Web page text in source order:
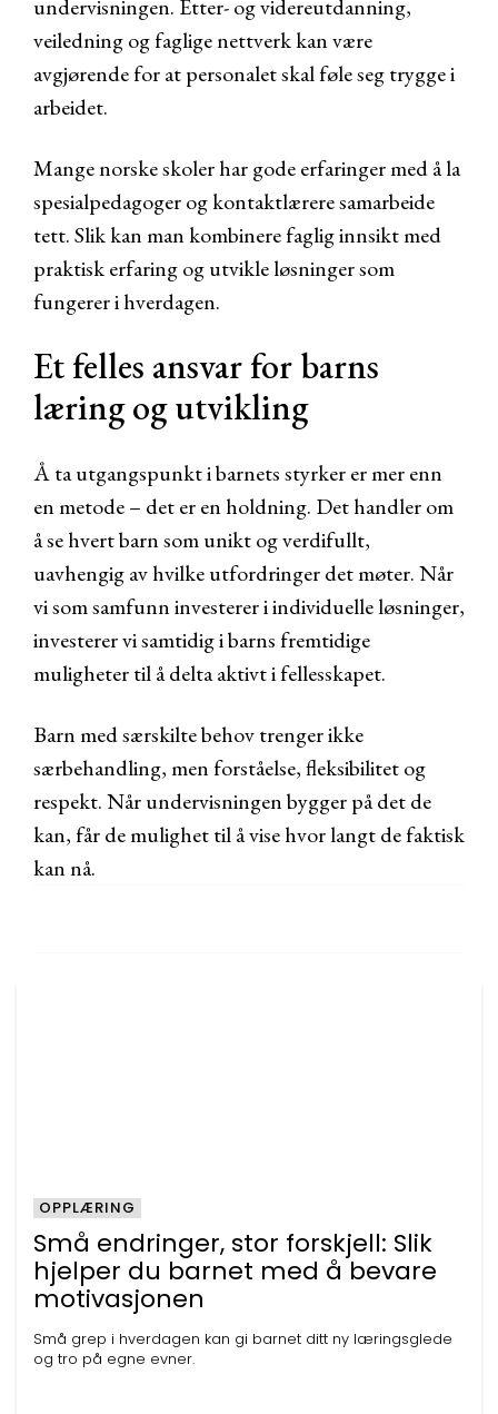
undervisningen. Etter- og videreutdanning,
veiledning og faglige nettverk kan være
avgjørende for at personalet skal føle seg trygge i
arbeidet.
Mange norske skoler har gode erfaringer med å la
spesialpedagoger og kontaktlærere samarbeide
tett. Slik kan man kombinere faglig innsikt med
praktisk erfaring og utvikle løsninger som
fungerer i hverdagen.
Et felles ansvar for barns
læring og utvikling
Å ta utgangspunkt i barnets styrker er mer enn
en metode – det er en holdning. Det handler om
å se hvert barn som unikt og verdifullt,
uavhengig av hvilke utfordringer det møter. Når
vi som samfunn investerer i individuelle løsninger,
investerer vi samtidig i barns fremtidige
muligheter til å delta aktivt i fellesskapet.
Barn med særskilte behov trenger ikke
særbehandling, men forståelse, fleksibilitet og
respekt. Når undervisningen bygger på det de
kan, får de mulighet til å vise hvor langt de faktisk
kan nå.
Små endringer, stor forskjell: Slik
hjelper du barnet med å bevare
motivasjonen
Små grep i hverdagen kan gi barnet ditt ny læringsglede
og tro på egne evner.
OPPLÆRING